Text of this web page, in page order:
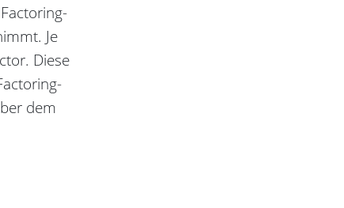
Je
Diese
dem